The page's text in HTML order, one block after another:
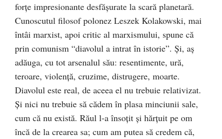
forţe impresionante desfăşurate la scară planetară.
Cunoscutul filosof polonez Leszek Kolakowski, mai
întâi marxist, apoi critic al marxismului, spune că
prin comunism “diavolul a intrat în istorie”. Şi, aş
adăuga, cu tot arsenalul său: resentimente, ură,
teroare, violenţă, cruzime, distrugere, moarte.
Diavolul este real, de aceea el nu trebuie relativizat.
Şi nici nu trebuie să cădem în plasa minciunii sale,
cum că nu există. Răul l-a însoţit şi hărţuit pe om
încă de la crearea sa; cum am putea să credem că,